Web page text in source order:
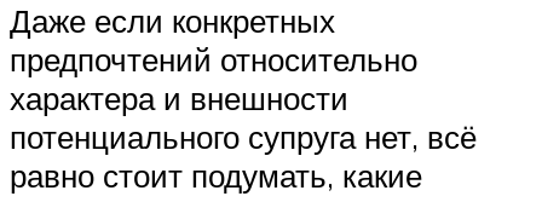
Даже если конкретных
предпочтений относительно
характера и внешности
потенциального супруга нет, всё
равно стоит подумать, какие